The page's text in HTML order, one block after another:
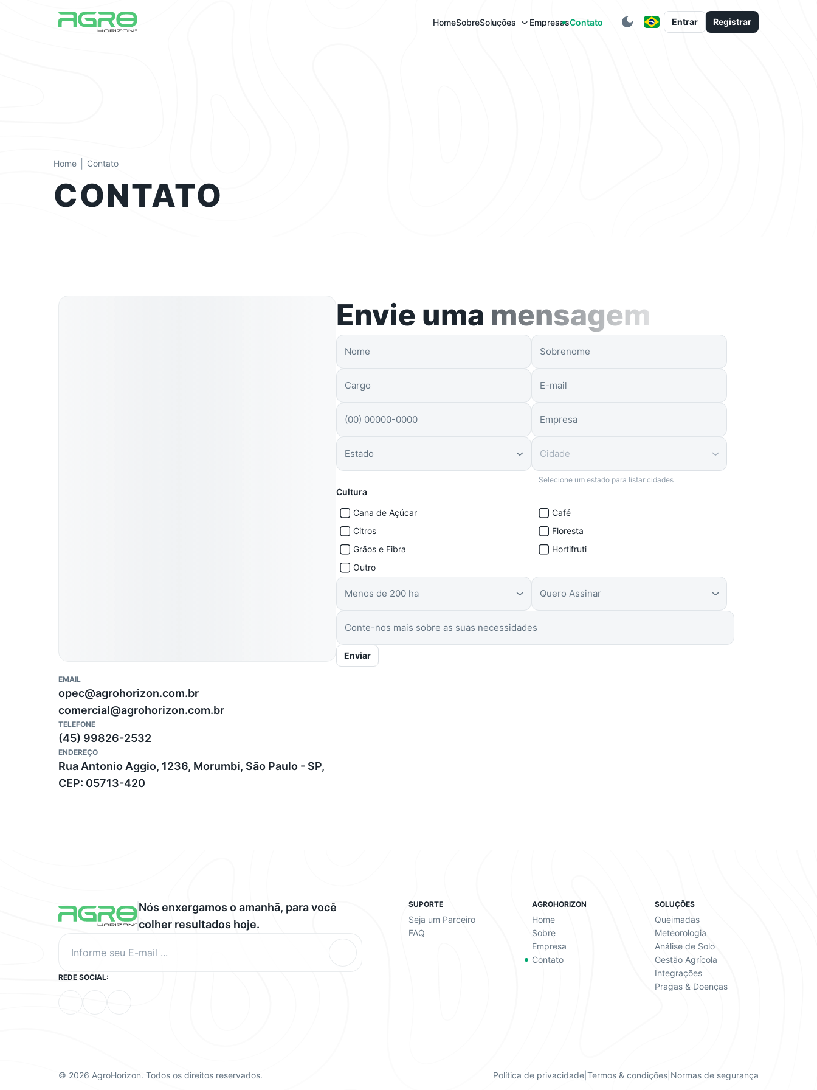
HomeSobreSoluções EmpresasContato Entrar Registrar
Home Contato
CONTATO
EMAIL
opec@agrohorizon.com.br
comercial@agrohorizon.com.br
TELEFONE
(45) 99826-2532
ENDEREÇO
Rua Antonio Aggio, 1236, Morumbi, São Paulo - SP,
CEP: 05713-420
Envie uma mensagem
Estado Cidade
Selecione um estado para listar cidades
Cultura
Cana de Açúcar
Café
Citros
Floresta
Grãos e Fibra
Hortifruti
Outro
Menos de 200 ha Quero Assinar
Enviar
Nós enxergamos o amanhã, para você
colher resultados hoje.
Informe seu E-mail ...
REDE SOCIAL:
SUPORTE
Seja um Parceiro
FAQ
AGROHORIZON
Home
Sobre
Empresa
Contato
SOLUÇÕES
Queimadas
Meteorologia
Análise de Solo
Gestão Agrícola
Integrações
Pragas & Doenças
© 2026 AgroHorizon. Todos os direitos reservados. Política de privacidade Termos & condições Normas de segurança